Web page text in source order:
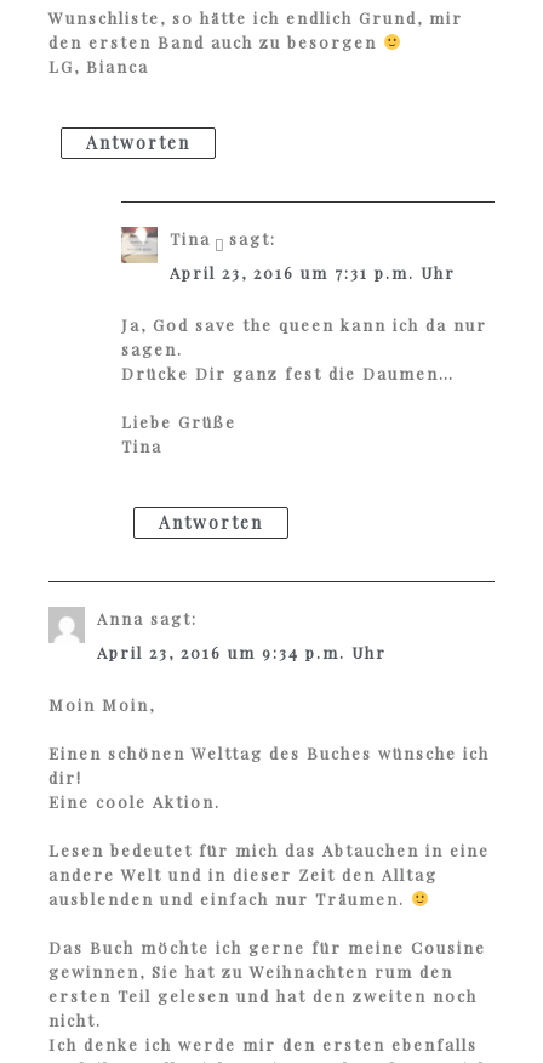
Wunschliste, so hätte ich endlich Grund, mir
den ersten Band auch zu besorgen
LG, Bianca
Antworten
Tina
sagt:
April 23, 2016 um 7:31 p.m. Uhr
Ja, God save the queen kann ich da nur
sagen.
Drücke Dir ganz fest die Daumen…
Liebe Grüße
Tina
Antworten
Anna sagt:
April 23, 2016 um 9:34 p.m. Uhr
Moin Moin,
Einen schönen Welttag des Buches wünsche ich
dir!
Eine coole Aktion.
Lesen bedeutet für mich das Abtauchen in eine
andere Welt und in dieser Zeit den Alltag
ausblenden und einfach nur Träumen.
Das Buch möchte ich gerne für meine Cousine
gewinnen, Sie hat zu Weihnachten rum den
ersten Teil gelesen und hat den zweiten noch
nicht.
Ich denke ich werde mir den ersten ebenfalls